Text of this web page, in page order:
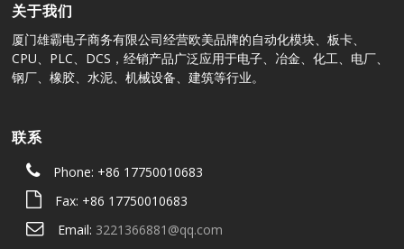
关于我们
厦门雄霸电子商务有限公司经营欧美品牌的自动化模块、板卡、
CPU、PLC、DCS，经销产品广泛应用于电子、冶金、化工、电厂、
钢厂、橡胶、水泥、机械设备、建筑等行业。
联系
Phone: +86 17750010683
Fax: +86 17750010683
Email: 3221366881@qq.com